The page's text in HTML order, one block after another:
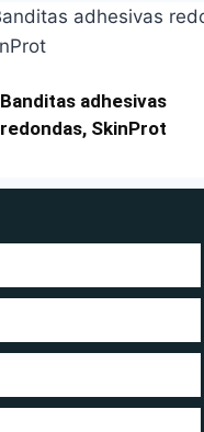
Banditas adhesivas
redondas, SkinProt